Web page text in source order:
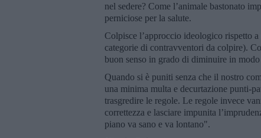
nel sedere? Come l’animale bastonato
perniciose per la salute.
Colpisce l’approccio ideologico rispetto
categorie di contravventori da colpire).
buon senso in grado di diminuire in
Quando si è puniti senza che il nostro
una minima multa e decurtazione punti-
trasgredire le regole. Le regole invece
correttezza e lasciare impunita
piano va sano e va lontano".